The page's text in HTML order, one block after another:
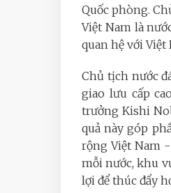
Quốc phòng.
Việt Nam là
quan hệ với Việt
Chủ tịch nước
giao lưu cấp
trưởng Kishi
quả này góp
rộng Việt Nam
mỗi nước, khu
lợi để thúc đẩy